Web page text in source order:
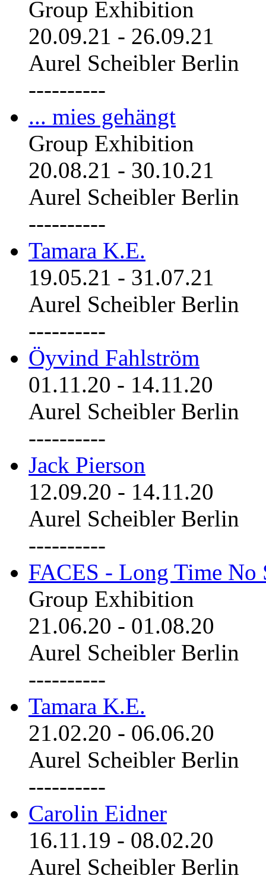
Group Exhibition
20.09.21 - 26.09.21
Aurel Scheibler Berlin
----------
... mies gehängt
Group Exhibition
20.08.21 - 30.10.21
Aurel Scheibler Berlin
----------
Tamara K.E.
19.05.21 - 31.07.21
Aurel Scheibler Berlin
----------
Öyvind Fahlström
01.11.20 - 14.11.20
Aurel Scheibler Berlin
----------
Jack Pierson
12.09.20 - 14.11.20
Aurel Scheibler Berlin
----------
FACES - Long Time No
Group Exhibition
21.06.20 - 01.08.20
Aurel Scheibler Berlin
----------
Tamara K.E.
21.02.20 - 06.06.20
Aurel Scheibler Berlin
----------
Carolin Eidner
16.11.19 - 08.02.20
Aurel Scheibler Berlin